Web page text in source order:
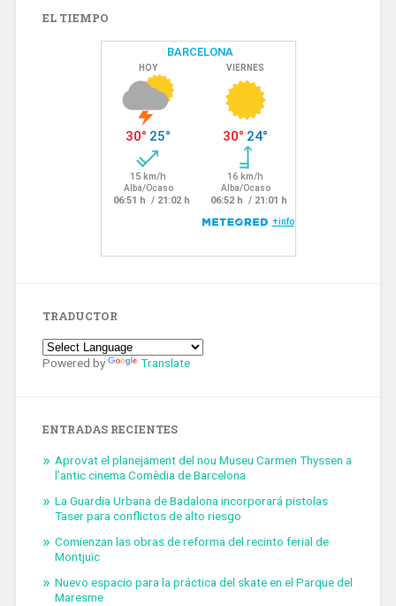
EL TIEMPO
TRADUCTOR
Powered by Translate
ENTRADAS RECIENTES
Aprovat el planejament del nou Museu Carmen Thyssen a
l’antic cinema Comèdia de Barcelona
La Guardia Urbana de Badalona incorporará pistolas
Taser para conflictos de alto riesgo
Comienzan las obras de reforma del recinto ferial de
Montjuïc
Nuevo espacio para la práctica del skate en el Parque del
Maresme